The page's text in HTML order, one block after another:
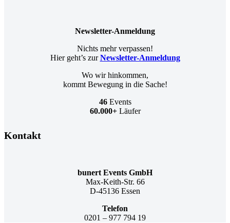
Newsletter-Anmeldung
Nichts mehr verpassen!
Hier geht’s zurNewsletter-Anmeldung
Wo wir hinkommen,
kommt Bewegung in die Sache!
46Events
60.000+Läufer
Kontakt
bunert Events GmbH
Max-Keith-Str. 66
D-45136 Essen
Telefon
0201 – 977 794 19